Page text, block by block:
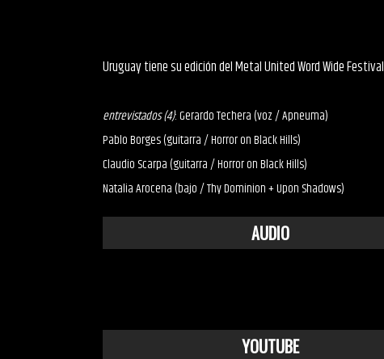
Uruguay tiene su edición del Metal United Word Wide Festival
entrevistados (4): Gerardo Techera (voz / Apneuma)
Pablo Borges (guitarra / Horror on Black Hills)
Claudio Scarpa (guitarra / Horror on Black Hills)
Natalia Arocena (bajo / Thy Dominion + Upon Shadows)
AUDIO
YOUTUBE